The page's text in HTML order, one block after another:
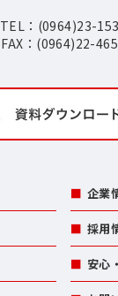
TEL：(0964)23-
FAX：(0964)22-
企業
採用
安心